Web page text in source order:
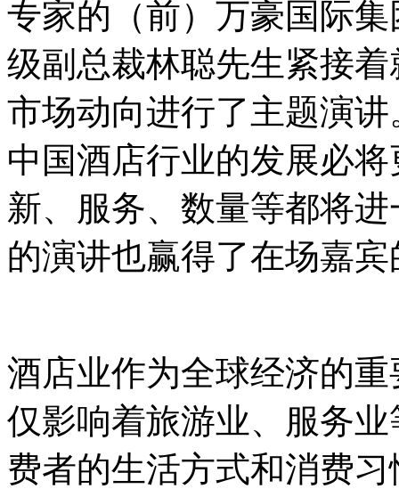
专家的（前）万豪国际
级副总裁林聪先生紧接
市场动向进行了主题演
中国酒店行业的发展必
新、服务、数量等都将
的演讲也赢得了在场嘉
酒店业作为全球经济的
仅影响着旅游业、服务
费者的生活方式和消费